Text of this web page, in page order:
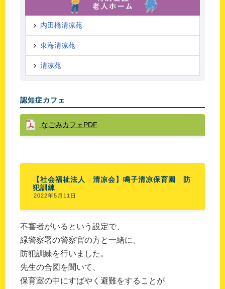
内田橋清凉苑
東海清凉苑
清凉苑
認知症カフェ
なごみカフェPDF
【社会福祉法人 清凉会】鳴子清凉保育園 防
犯訓練
2022年5月11日
不審者がいるという設定で、
緑警察署の警察官の方と一緒に、
防犯訓練を行いました。
先生の合図を聞いて、
保育室の中にすばやく避難をすることが